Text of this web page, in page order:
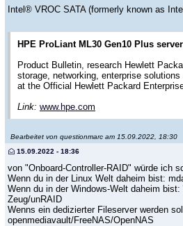
Intel® VROC SATA (formerly known as
HPE ProLiant ML30 Gen10 Plus server
Product Bulletin, research Hewlett
storage, networking, enterprise
at the Official Hewlett Packard
Link: www.hpe.com
Bearbeitet von questionmarc am 15.09.2022, 18:30
15.09.2022 - 18:36
von "Onboard-Controller-RAID" würde ich
Wenn du in der Linux Welt daheim bist:
Wenn du in der Windows-Welt daheim bist:
Zeug/unRAID
Wenns ein dedizierter Fileserver werden
openmediavault/FreeNAS/OpenNAS